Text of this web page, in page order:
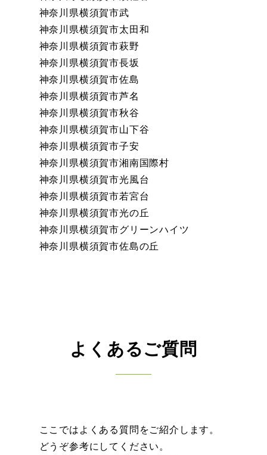
神奈川県横須賀市武
神奈川県横須賀市太田和
神奈川県横須賀市萩野
神奈川県横須賀市長坂
神奈川県横須賀市佐島
神奈川県横須賀市芦名
神奈川県横須賀市秋谷
神奈川県横須賀市山下谷
神奈川県横須賀市子安
神奈川県横須賀市湘南国際村
神奈川県横須賀市光風台
神奈川県横須賀市若宮台
神奈川県横須賀市光の丘
神奈川県横須賀市グリーンハイツ
神奈川県横須賀市佐島の丘
よくあるご質問
ここではよくある質問をご紹介します。
どうぞ参考にしてください。